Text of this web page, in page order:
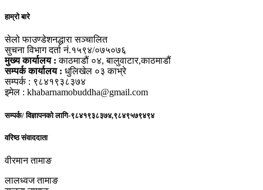
हाम्रो बारे
सेलो फाउण्डेशनद्धारा सञ्चालित
सुचना विभाग दर्ता नं.१५९४/०७५०७६
मुख्य कार्यालय : काठमाडौं ०४, बालुवाटार,काठमाडौं
सम्पर्क कार्यालय : धुलिखेल ०३ काभ्रे
सम्पर्क : ९८४१९३८३७४
इमेल : khabarnamobuddha@gmail.com
सम्पर्क/ विज्ञापनको लागि-९८४१९३८३७४,९८४९५७९४९४
वरिष्ठ संवाददाता
वीरमान तामाङ
लालध्वज तामाङ